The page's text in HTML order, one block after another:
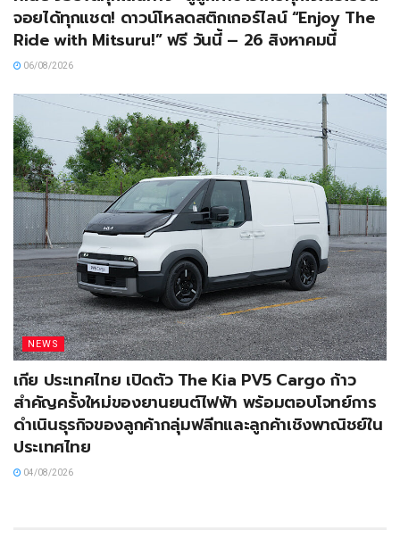
จอยได้ทุกแชต! ดาวน์โหลดสติกเกอร์ไลน์ “Enjoy The
Ride with Mitsuru!” ฟรี วันนี้ – 26 สิงหาคมนี้
06/08/2026
NEWS
เกีย ประเทศไทย เปิดตัว The Kia PV5 Cargo ก้าว
สำคัญครั้งใหม่ของยานยนต์ไฟฟ้า พร้อมตอบโจทย์การ
ดำเนินธุรกิจของลูกค้ากลุ่มฟลีทและลูกค้าเชิงพาณิชย์ใน
ประเทศไทย
04/08/2026